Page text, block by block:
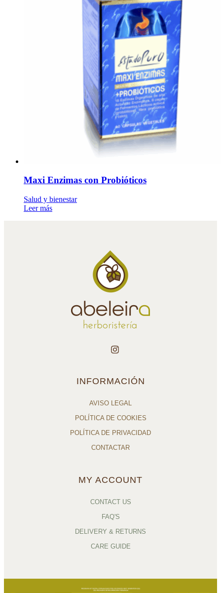
Maxi Enzimas con Probióticos
Salud y bienestar
Leer más
INFORMACIÓN
AVISO LEGAL
POLÍTICA DE COOKIES
POLÍTICA DE PRIVACIDAD
CONTACTAR
MY ACCOUNT
CONTACT US
FAQ'S
DELIVERY & RETURNS
CARE GUIDE